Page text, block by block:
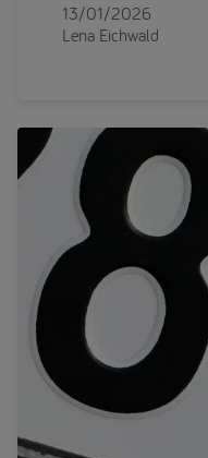
13/01/2026
Lena Eichwald